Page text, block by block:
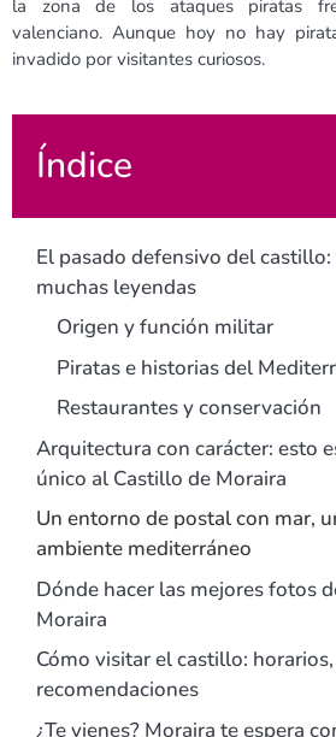
la zona de los ataques piratas
valenciano. Aunque hoy no hay
invadido por visitantes curiosos.
Índice
El pasado defensivo del
muchas leyendas
Origen y función militar
Piratas e historias del
Restaurantes y conservación
Arquitectura con carácter: esto
único al Castillo de Moraira
Un entorno de postal con mar,
ambiente mediterráneo
Dónde hacer las mejores fotos
Moraira
Cómo visitar el castillo:
recomendaciones
¿Te vienes? Moraira te espera